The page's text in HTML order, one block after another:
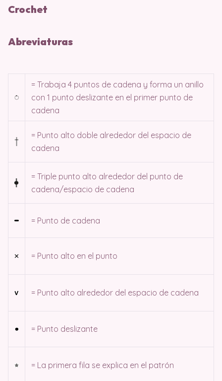
Crochet
Abreviaturas
= Trabaja 4 puntos de cadena y forma un anillo
con 1 punto deslizante en el primer punto de
cadena
= Punto alto doble alrededor del espacio de
cadena
= Triple punto alto alrededor del punto de
cadena/espacio de cadena
= Punto de cadena
= Punto alto en el punto
= Punto alto alrededor del espacio de cadena
= Punto deslizante
= La primera fila se explica en el patrón